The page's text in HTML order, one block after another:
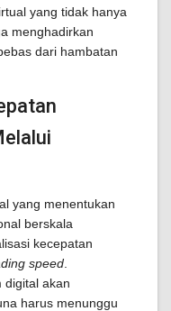
yang tidak hanya
menghadirkan
dari hambatan
yang menentukan
berskala
kecepatan
speed
digital akan
harus menunggu